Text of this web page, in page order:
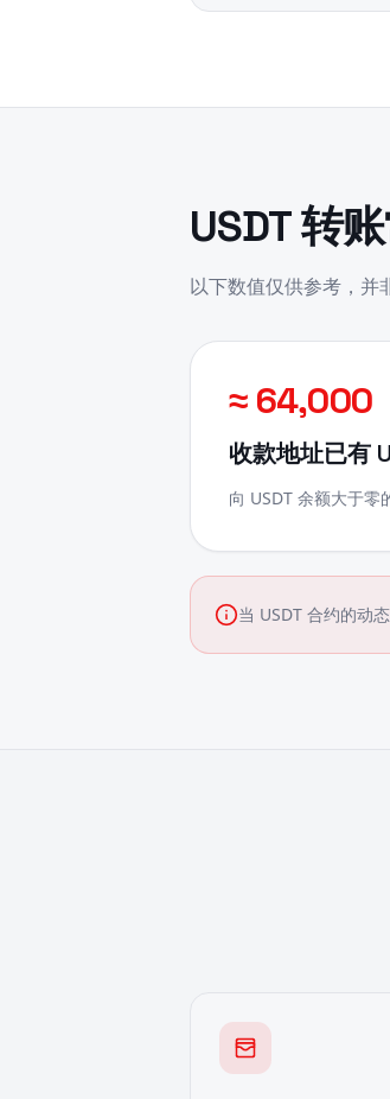
USDT 转
以下数值仅供参考，并
≈ 64,000
收款地址已有
向 USDT 余额大于零
当 USDT 合约的动